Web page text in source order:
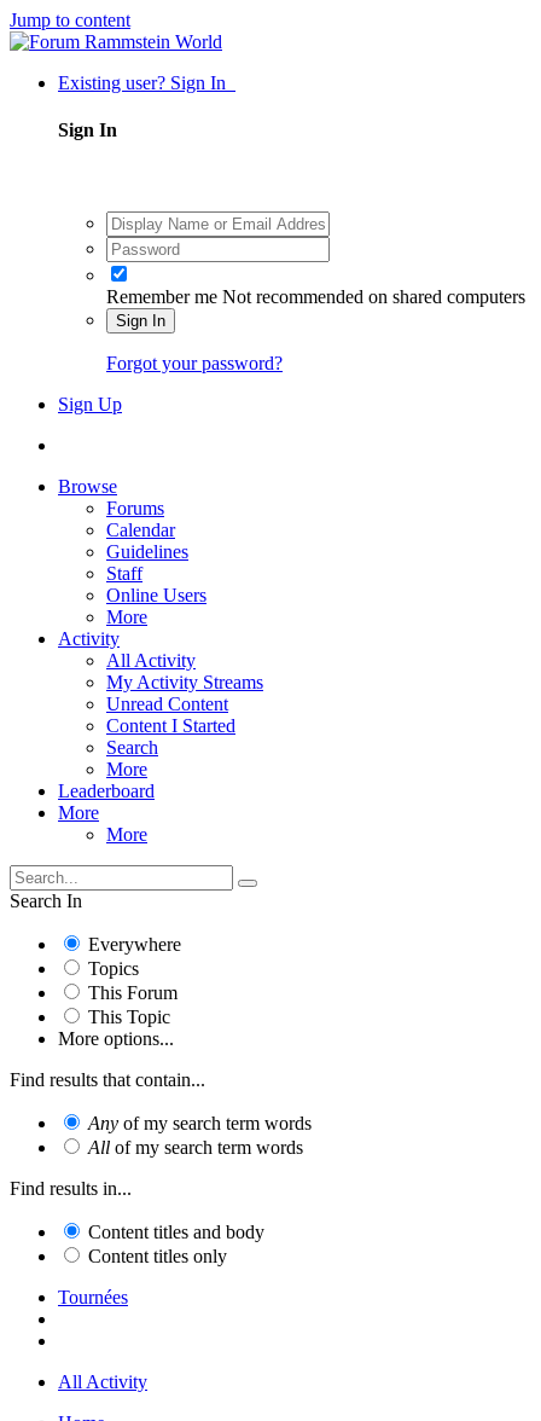
Jump to content
Existing user? Sign In
Sign In
Remember me Not recommended on shared computers
Sign In
Forgot your password?
Sign Up
Browse
Forums
Calendar
Guidelines
Staff
Online Users
More
Activity
All Activity
My Activity Streams
Unread Content
Content I Started
Search
More
Leaderboard
More
More
Search In
Everywhere
Topics
This Forum
This Topic
More options...
Find results that contain...
Any of my search term words
All of my search term words
Find results in...
Content titles and body
Content titles only
Tournées
All Activity